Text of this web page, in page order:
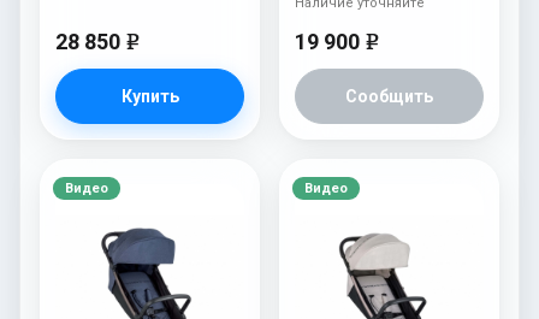
28 850 e
Купить
19 900 e
Сообщить
Видео Видео